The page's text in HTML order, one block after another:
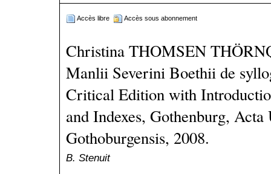
Accès libre Accès sous abonnement
Christina THOMSEN
Manlii Severini Boethii de
Critical Edition with
and Indexes, Gothenburg, Acta
Gothoburgensis, 2008.
B. Stenuit